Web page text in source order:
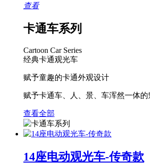
查看
卡通车系列
Cartoon Car Series
经典卡通观光车
赋予童趣的卡通外观设计
赋予卡通车、人、景、车浑然一体的
查看全部
14座电动观光车-传奇款